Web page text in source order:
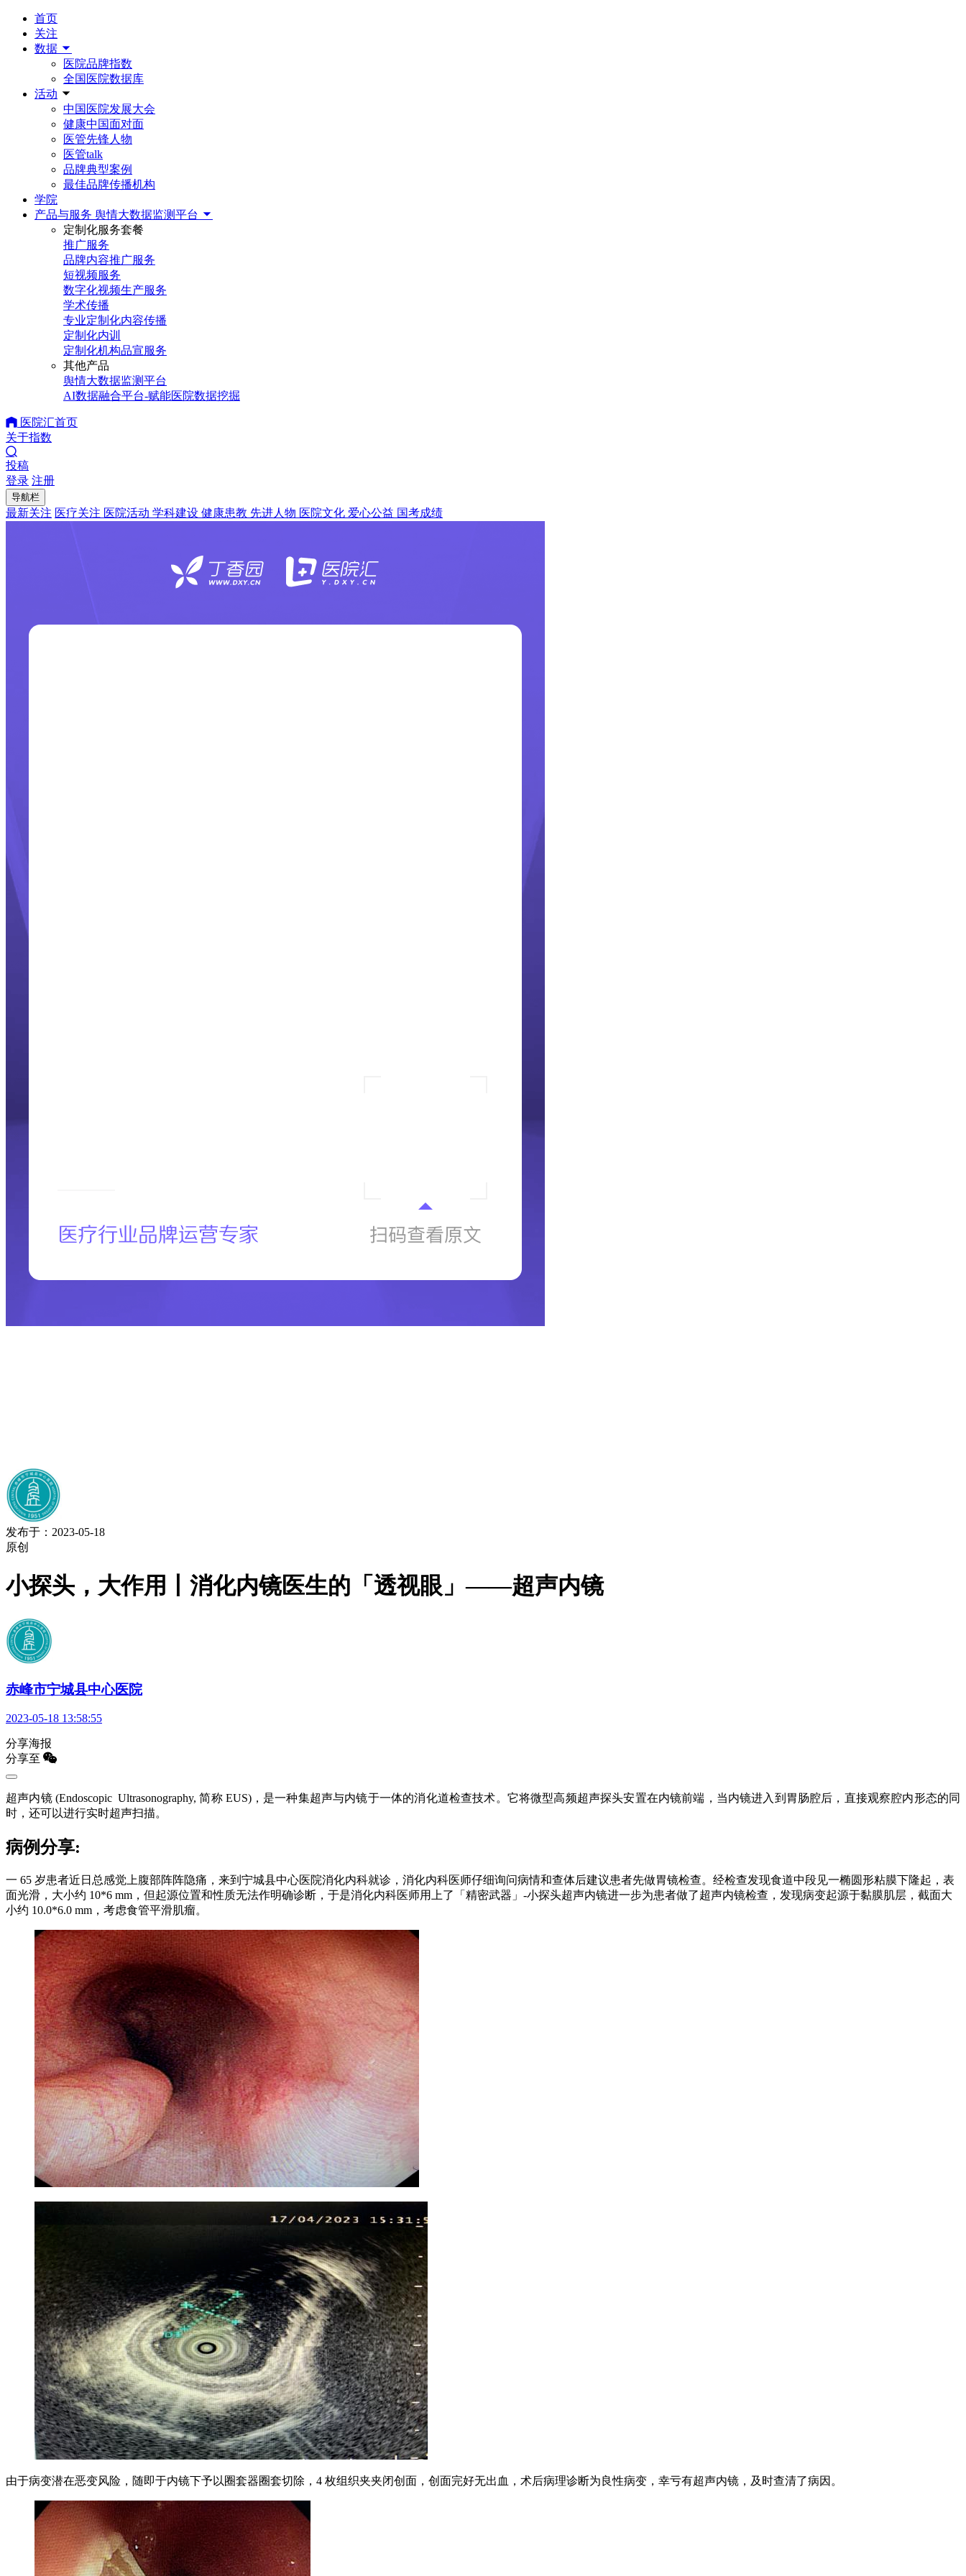
首页
关注
数据
医院品牌指数
全国医院数据库
活动
中国医院发展大会
健康中国面对面
医管先锋人物
医管talk
品牌典型案例
最佳品牌传播机构
学院
产品与服务 舆情大数据监测平台
定制化服务套餐
推广服务
品牌内容推广服务
短视频服务
数字化视频生产服务
学术传播
专业定制化内容传播
定制化内训
定制化机构品宣服务
其他产品
舆情大数据监测平台
AI数据融合平台-赋能医院数据挖掘
医院汇首页
关于指数
投稿
登录 注册
导航栏
最新关注 医疗关注 医院活动 学科建设 健康患教 先进人物 医院文化 爱心公益 国考成绩
发布于：2023-05-18
原创
小探头，大作用丨消化内镜医生的「透视眼」——超声内镜
赤峰市宁城县中心医院
2023-05-18 13:58:55
分享海报
分享至
超声内镜 (Endoscopic Ultrasonography, 简称 EUS)，是一种集超声与内镜于一体的消化道检查技术。它将微型高频超声探头安置在内镜前端，当内镜进入到胃肠腔后，直接观察腔内形态的同
时，还可以进行实时超声扫描。
病例分享:
一 65 岁患者近日总感觉上腹部阵阵隐痛，来到宁城县中心医院消化内科就诊，消化内科医师仔细询问病情和查体后建议患者先做胃镜检查。经检查发现食道中段见一椭圆形粘膜下隆起，表
面光滑，大小约 10*6 mm，但起源位置和性质无法作明确诊断，于是消化内科医师用上了「精密武器」-小探头超声内镜进一步为患者做了超声内镜检查，发现病变起源于黏膜肌层，截面大
小约 10.0*6.0 mm，考虑食管平滑肌瘤。
由于病变潜在恶变风险，随即于内镜下予以圈套器圈套切除，4 枚组织夹夹闭创面，创面完好无出血，术后病理诊断为良性病变，幸亏有超声内镜，及时查清了病因。